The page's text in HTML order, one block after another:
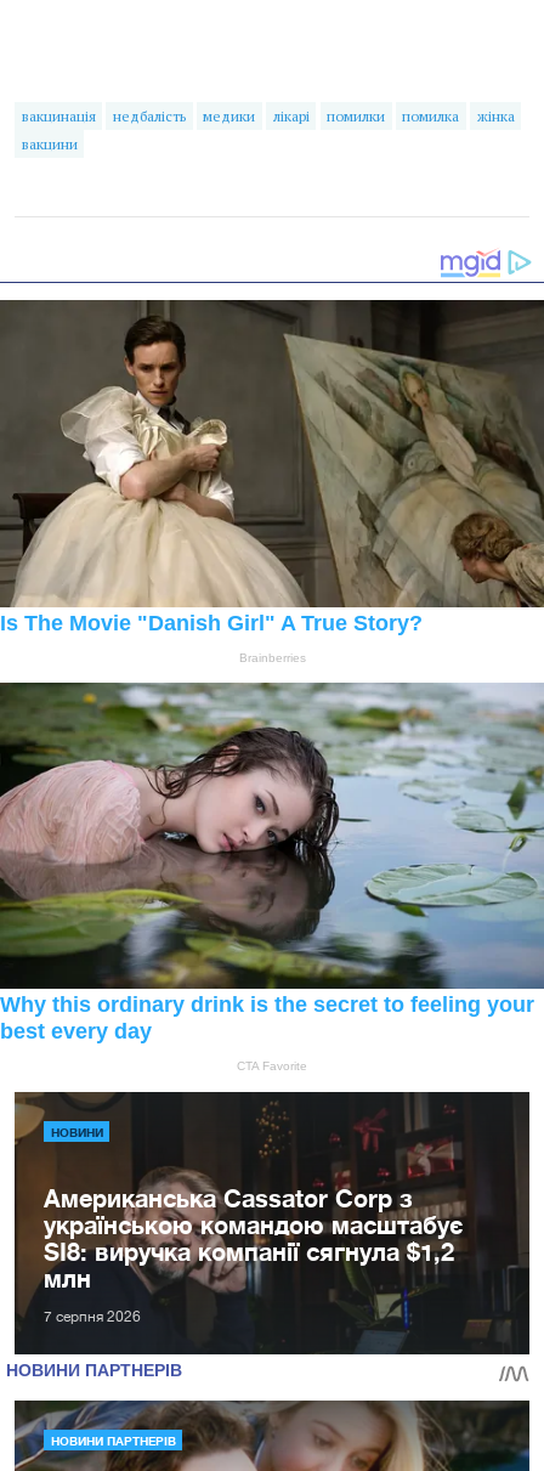
вакцинація недбалість медики лікарі помилки помилка
жінка
вакцини
НОВИНИ
Американська Cassator Corp з
українською командою масштабує
SI8: виручка компанії сягнула $1,2
млн
7 серпня 2026